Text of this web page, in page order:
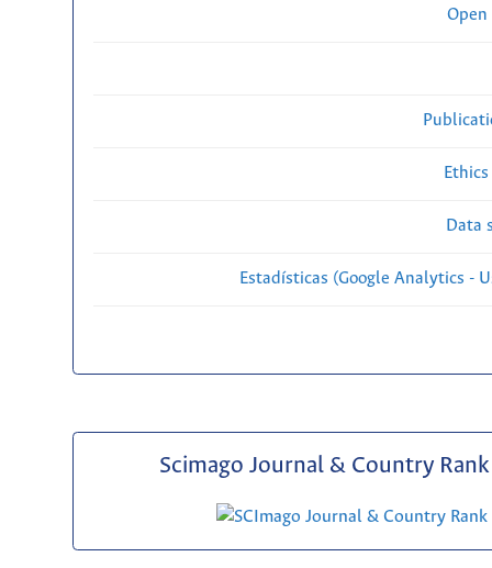
Open
Data
Estadísticas (Google Analytics -
Scimago Journal & Country Rank